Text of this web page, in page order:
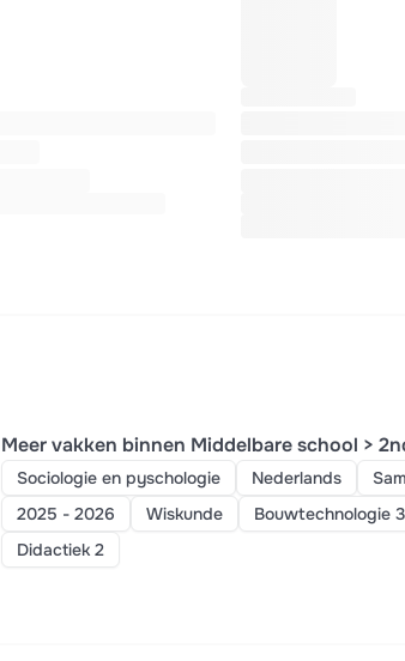
Meer vakken binnen Middelbare school >
Sociologie en pyschologie Nederlands
2025 - 2026
Wiskunde Bouwtechnologie 3
Didactiek 2